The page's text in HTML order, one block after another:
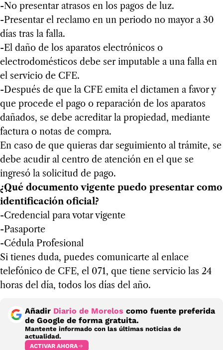
-No presentar atrasos en los pagos de luz.
-Presentar el reclamo en un periodo no mayor a 30
días tras la falla.
-El daño de los aparatos electrónicos o
electrodomésticos debe ser imputable a una falla en
el servicio de CFE.
-Después de que la CFE emita el dictamen a favor y
que procede el pago o reparación de los aparatos
dañados, se debe acreditar la propiedad, mediante
factura o notas de compra.
En caso de que quieras dar seguimiento al trámite, se
debe acudir al centro de atención en el que se
ingresó la solicitud de pago.
¿Qué documento vigente puedo presentar como
identificación oficial?
-Credencial para votar vigente
-Pasaporte
-Cédula Profesional
Si tienes duda, puedes comunicarte al enlace
telefónico de CFE, el 071, que tiene servicio las 24
horas del día, todos los días del año.
Añadir Diario de Morelos como fuente preferida
de Google de forma gratuita.
Mantente informado con las últimas noticias de
actualidad.
ACTIVAR AHORA